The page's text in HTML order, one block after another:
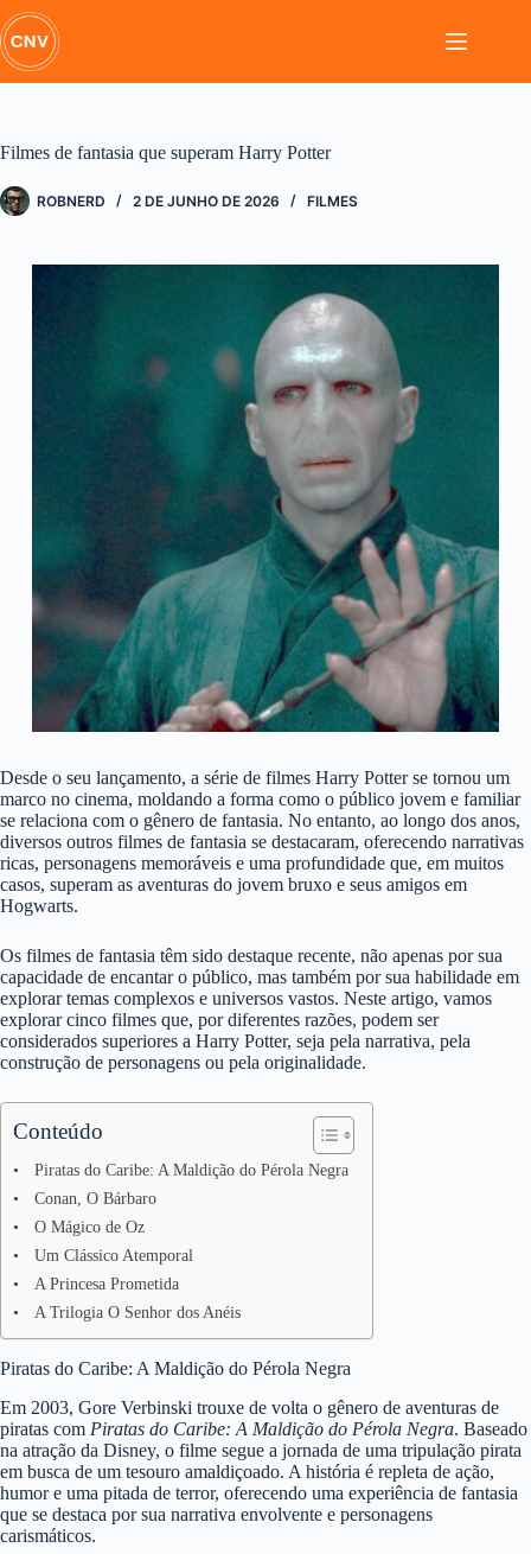
Pular
para
o
conteúdo
Filmes de fantasia que superam Harry Potter
ROBNERD 2 DE JUNHO DE 2026 FILMES
Desde o seu lançamento, a série de filmes Harry Potter se tornou um
marco no cinema, moldando a forma como o público jovem e familiar
se relaciona com o gênero de fantasia. No entanto, ao longo dos anos,
diversos outros filmes de fantasia se destacaram, oferecendo narrativas
ricas, personagens memoráveis e uma profundidade que, em muitos
casos, superam as aventuras do jovem bruxo e seus amigos em
Hogwarts.
Os filmes de fantasia têm sido destaque recente, não apenas por sua
capacidade de encantar o público, mas também por sua habilidade em
explorar temas complexos e universos vastos. Neste artigo, vamos
explorar cinco filmes que, por diferentes razões, podem ser
considerados superiores a Harry Potter, seja pela narrativa, pela
construção de personagens ou pela originalidade.
Conteúdo
Piratas do Caribe: A Maldição do Pérola Negra
Conan, O Bárbaro
O Mágico de Oz
Um Clássico Atemporal
A Princesa Prometida
A Trilogia O Senhor dos Anéis
Piratas do Caribe: A Maldição do Pérola Negra
Em 2003, Gore Verbinski trouxe de volta o gênero de aventuras de
piratas com Piratas do Caribe: A Maldição do Pérola Negra. Baseado
na atração da Disney, o filme segue a jornada de uma tripulação pirata
em busca de um tesouro amaldiçoado. A história é repleta de ação,
humor e uma pitada de terror, oferecendo uma experiência de fantasia
que se destaca por sua narrativa envolvente e personagens
carismáticos.